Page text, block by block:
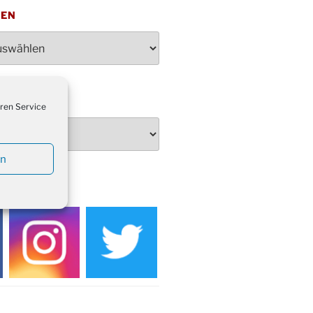
Service
von 16-20 Uhr
18:30 Uhr
Umzug in Drabenderhöhe um
zum Volkstrauertag am
Drabenderhöhe um 11:15 Uhr
des Honterus Chors im
um 19:00 Uhr
im Ev. Gemeindehaus von